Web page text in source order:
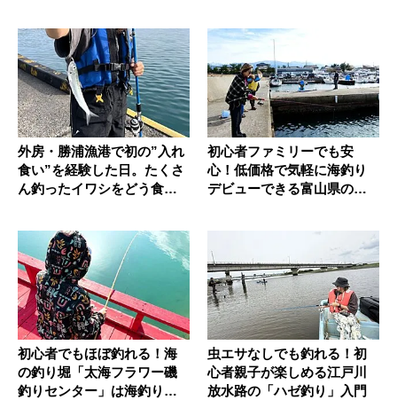
外房・勝浦漁港で初の”入れ
食い”を経験した日。たくさ
ん釣ったイワシをどう食べ
初心者ファミリーでも安
心！低価格で気軽に海釣り
デビューできる富山県の石
初心者でもほぼ釣れる！海
の釣り堀「太海フラワー磯
釣りセンター」は海釣りデ
虫エサなしでも釣れる！初
心者親子が楽しめる江戸川
放水路の「ハゼ釣り」入門